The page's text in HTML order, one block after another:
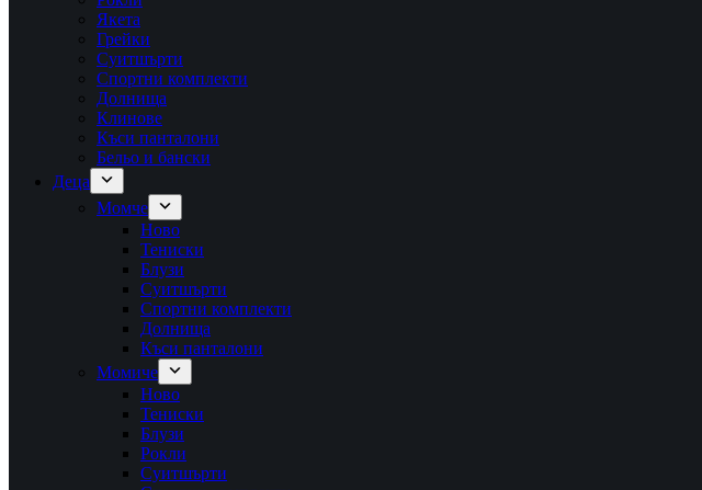
Якета
Грейки
Суитшърти
Спортни комплекти
Долнища
Клинове
Къси панталони
Бельо и бански
Деца
Момче
Ново
Тениски
Блузи
Суитшърти
Спортни комплекти
Долнища
Къси панталони
Момиче
Ново
Тениски
Блузи
Рокли
Суитшърти